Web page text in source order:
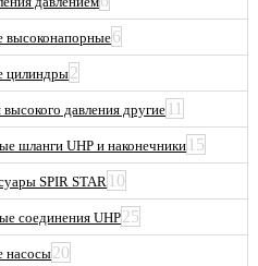
высоконапорные6
цилиндры2
давления другие 11
шланги UHP и наконечники 15
SPIR STAR 10
соединения UHP25
насосы20